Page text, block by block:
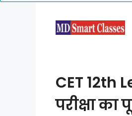
CET 12th
परीक्षा